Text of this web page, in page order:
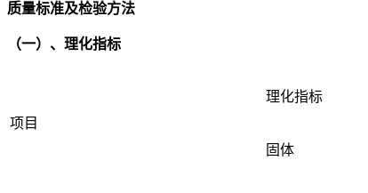
质量标准及检验方法
（一）、理化指标
项目
理化指标
固体